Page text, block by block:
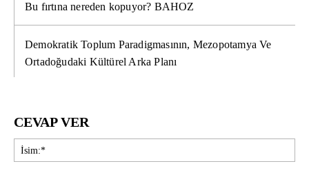
Bu fırtına nereden kopuyor? BAHOZ
Demokratik Toplum Paradigmasının, Mezopotamya Ve
Ortadoğudaki Kültürel Arka Planı
CEVAP VER